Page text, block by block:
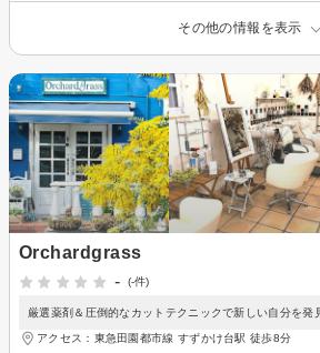
その他の情報を表示
Orchardgrass
-
(-件)
厳選薬剤＆圧倒的なカットテクニックで新しい自分を発
アクセス：東急田園都市線 すずかけ台駅 徒歩8分